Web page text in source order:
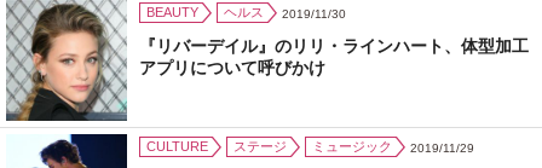
BEAUTY ヘルス 2019/11/30
『リバーデイル』のリリ・ラインハート、体型加工
アプリについて呼びかけ
CULTURE ステージ ミュージック 2019/11/29